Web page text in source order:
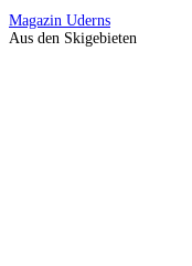
Magazin Uderns
Aus den Skigebieten